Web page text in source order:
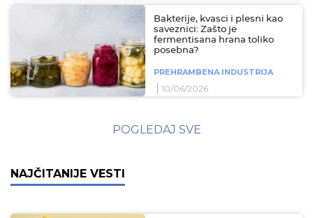
Bakterije, kvasci i plesni kao
saveznici: Zašto je
fermentisana hrana toliko
posebna?
PREHRAMBENA INDUSTRIJA
10/06/2026
POGLEDAJ SVE
NAJČITANIJE VESTI